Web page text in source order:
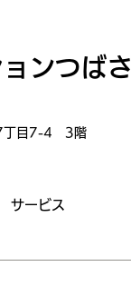
ンつばさ
丁目7-4 3階
サービス